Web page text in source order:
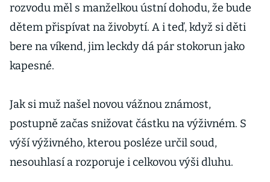
rozvodu měl s manželkou ústní dohodu, že bude
dětem přispívat na živobytí. A i teď, když si děti
bere na víkend, jim leckdy dá pár stokorun jako
kapesné.
Jak si muž našel novou vážnou známost,
postupně začas snižovat částku na výživném. S
výší výživného, kterou posléze určil soud,
nesouhlasí a rozporuje i celkovou výši dluhu.